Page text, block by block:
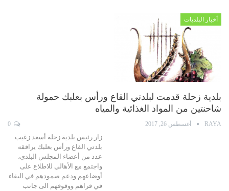
أخبار البلديات
بلدية زحلة قدمت لبلدتي القاع ورأس بعلبك حمولة
شاحنتين من المواد الغذائية والمياه
RAYA أغسطس 26, 2017
زار رئيس بلدية زحلة أسعد زغيب
بلدتي القاع ورأس بعلبك يرافقه
عدد من أعضاء المجلس البلدي،
واجتمع مع الأهالي للاطلاع على
أوضاعهم ودعم صمودهم في البقاء
في قراهم ووقوفهم الى جانب